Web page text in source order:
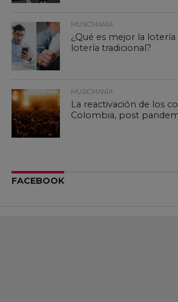
MUSICMANÍA
¿Qué es mejor la
lotería tradicional?
MUSICMANÍA
La reactivación de los
Colombia, post
FACEBOOK